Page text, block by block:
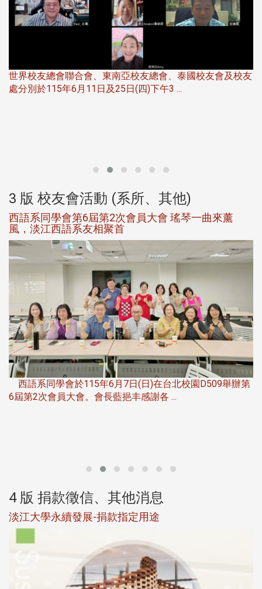
世界校友總會聯合會、東南亞校友總會、泰國校友會及校友
處分別於115年6月11日及25日(四)下午3 ...
3 版 校友會活動 (系所、其他)
西語系同學會第6屆第2次會員大會 瑤琴一曲來薰
風，淡江西語系友相聚首
西語系同學會於115年6月7日(日)在台北校園D509舉辦第
6屆第2次會員大會。會長藍挹丰感謝各 ...
4 版 捐款徵信、其他消息
淡江大學永續發展-捐款指定用途